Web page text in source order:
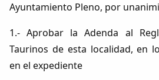
Ayuntamiento Pleno, por
1.- Aprobar la Adenda al
Taurinos de esta localidad, en
en el expediente